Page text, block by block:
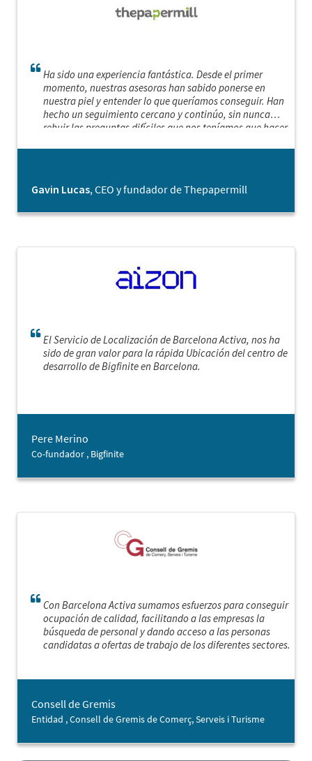
Ha sido una experiencia fantástica. Desde el primer
momento, nuestras asesoras han sabido ponerse en
nuestra piel y entender lo que queríamos conseguir. Han
hecho un seguimiento cercano y continúo, sin nunca
rehuir las preguntas difíciles que nos teníamos que hacer.
Gavin Lucas, CEO y fundador de Thepapermill
El Servicio de Localización de Barcelona Activa, nos ha
sido de gran valor para la rápida Ubicación del centro de
desarrollo de Bigfinite en Barcelona.
Pere Merino
Co-fundador , Bigfinite
Con Barcelona Activa sumamos esfuerzos para conseguir
ocupación de calidad, facilitando a las empresas la
búsqueda de personal y dando acceso a las personas
candidatas a ofertas de trabajo de los diferentes sectores.
Consell de Gremis
Entidad , Consell de Gremis de Comerç, Serveis i Turisme